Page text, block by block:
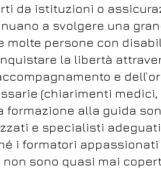
da istituzioni o
a svolgere una
molte persone con
la libertà
e
(chiarimenti medici,
formazione alla guida
e specialisti
i formatori
sono quasi mai